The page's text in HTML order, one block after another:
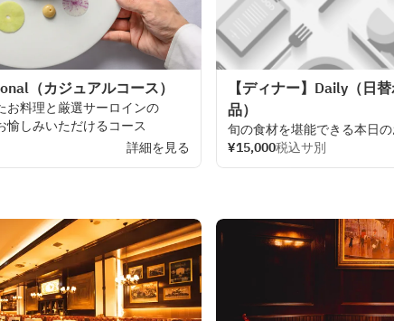
（カジュアルコース）
お料理と 厳選サーロインの
愉しみいただける コース
詳細を見る
【ディナー】Daily（日
品）
旬の食材を堪能できる本日の
¥15,000税込サ別